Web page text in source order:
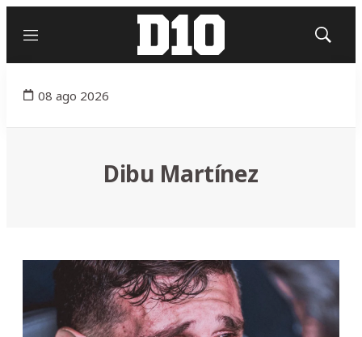
Menú
Mostrar
08 ago 2026
Dibu Martínez